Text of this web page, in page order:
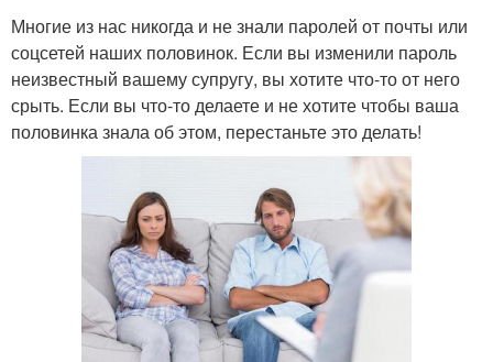
Многие из нас никогда и не знали паролей от почты или
соцсетей наших половинок. Если вы изменили пароль
неизвестный вашему супругу, вы хотите что-то от него
срыть. Если вы что-то делаете и не хотите чтобы ваша
половинка знала об этом, перестаньте это делать!